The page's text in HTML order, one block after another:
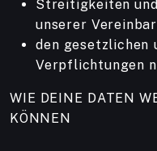
Streitigkeiten
unserer
den gesetzlichen
Verpflichtungen
WIE DEINE DATEN
KÖNNEN